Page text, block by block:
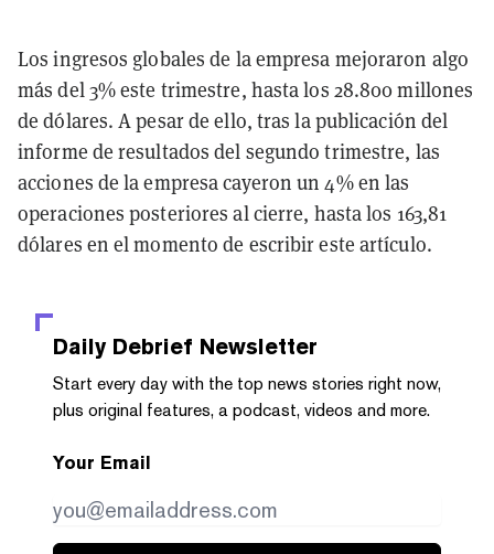
Los ingresos globales de la empresa mejoraron algo
más del 3% este trimestre, hasta los 28.800 millones
de dólares. A pesar de ello, tras la publicación del
informe de resultados del segundo trimestre, las
acciones de la empresa cayeron un 4% en las
operaciones posteriores al cierre, hasta los 163,81
dólares en el momento de escribir este artículo.
Daily Debrief Newsletter
Start every day with the top news stories right now,
plus original features, a podcast, videos and more.
Your Email